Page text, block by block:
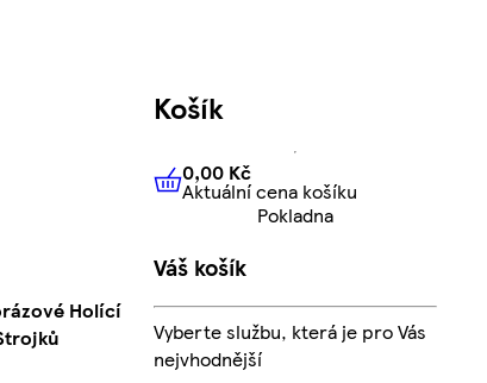
Holící
Košík
0,00 KčAktuální cena košíku
0,00 Kč
Aktuální cena košíku
Pokladna
Váš košík
Vyberte službu, která je pro Vás
nejvhodnější